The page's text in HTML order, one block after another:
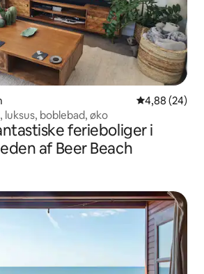
4,88 ud af 5 i
4,88 (24)
luksus, boblebad, øko
ferieboliger i
af Beer Beach